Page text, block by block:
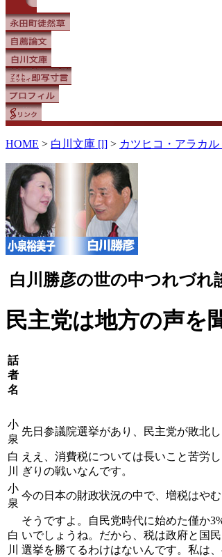
HOME > 白川文庫 [l] > カツヒコ・アラカ
白川勝彦の世の中つれづれ
民主党は地方の声を
話
者
名
小
泉
先日参議院選挙があり、民主党が敗北
白
川
ええ、消費税については長いこと苦労
ぎりの戦いなんです。
小
泉
今の日本の財政状況の中で、増税はや
白
川
そうですよ。自民党時代に始めた僅か
いでしょうね。だから、税は政府と国
選挙を勝てるわけはないんです。私は